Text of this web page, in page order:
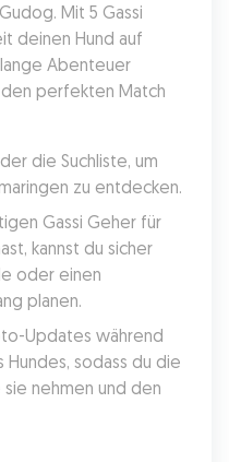
Mit 5 Gassi
deinen Hund auf
Abenteuer
perfekten Match
die Suchliste, um
zu entdecken.
Gassi Geher für
kannst du sicher
oder einen
planen.
Updates während
sodass du die
nehmen und den